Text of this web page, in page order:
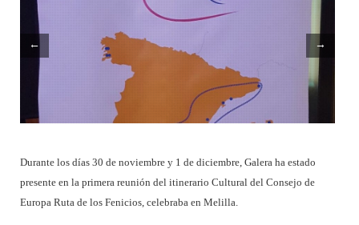
← →
Durante los días 30 de noviembre y 1 de diciembre, Galera ha estado
presente en la primera reunión del itinerario Cultural del Consejo de
Europa Ruta de los Fenicios, celebraba en Melilla.